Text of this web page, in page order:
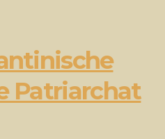
Patriarchat